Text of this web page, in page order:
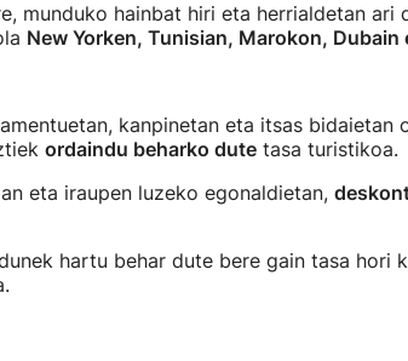
munduko hainbat hiri eta herrialdetan ari
New Yorken, Tunisian, Marokon, Dubain
kanpinetan eta itsas bidaietan
ordaindu beharko dutetasa turistikoa.
eta iraupen luzeko egonaldietan,
hartu behar dute bere gain tasa hori